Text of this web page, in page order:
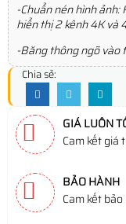
-Chuẩn nén hình
hiển thị 2 kênh 4K và
-Băng thông ngõ vào
Chia sẻ:
GIÁ LUÔN
Cam kết giá
BẢO HÀNH
Cam kết